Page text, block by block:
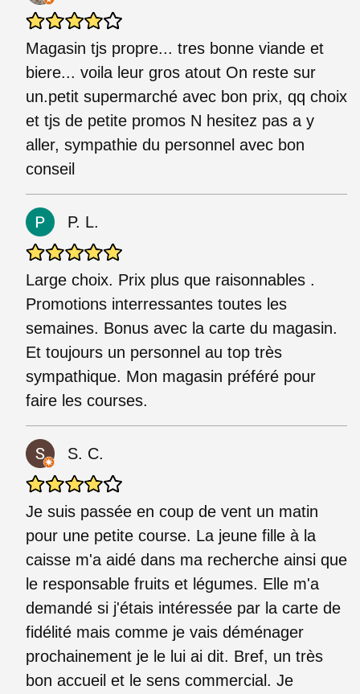
Magasin tjs propre... tres bonne viande et
biere... voila leur gros atout On reste sur
un.petit supermarché avec bon prix, qq choix
et tjs de petite promos N hesitez pas a y
aller, sympathie du personnel avec bon
conseil
P. L.
Large choix. Prix plus que raisonnables .
Promotions interressantes toutes les
semaines. Bonus avec la carte du magasin.
Et toujours un personnel au top très
sympathique. Mon magasin préféré pour
faire les courses.
S. C.
Je suis passée en coup de vent un matin
pour une petite course. La jeune fille à la
caisse m'a aidé dans ma recherche ainsi que
le responsable fruits et légumes. Elle m'a
demandé si j'étais intéressée par la carte de
fidélité mais comme je vais déménager
prochainement je le lui ai dit. Bref, un très
bon accueil et le sens commercial. Je